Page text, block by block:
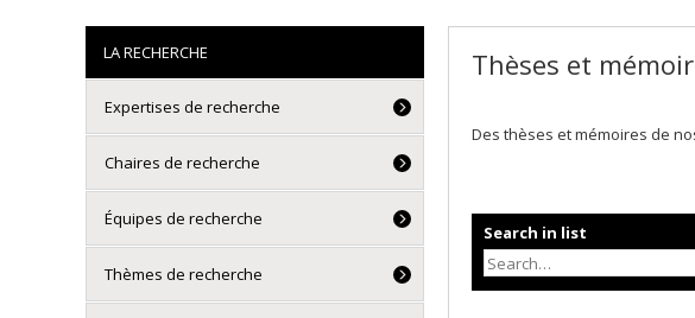
Thèses et
Des thèses et mémoires de
Search in list
LA RECHERCHE
Expertises de recherche
Chaires de recherche
Équipes de recherche
Thèmes de recherche